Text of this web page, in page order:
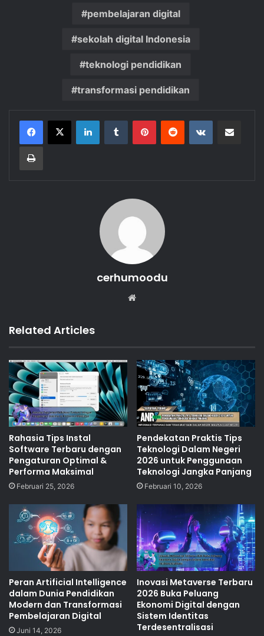
pembelajaran digital
sekolah digital Indonesia
teknologi pendidikan
transformasi pendidikan
LinkedInTumblr PinterestReddit VKontakte
Print
cerhumoodu
Related Articles
Rahasia Tips Instal
Software Terbaru dengan
Pengaturan Optimal &
Performa Maksimal
Februari 25, 2026
Pendekatan Praktis Tips
Teknologi Dalam Negeri
2026 untuk Penggunaan
Teknologi Jangka Panjang
Februari 10, 2026
Peran Artificial Intelligence
dalam Dunia Pendidikan
Modern dan Transformasi
Pembelajaran Digital
Juni 14, 2026
Inovasi Metaverse Terbaru
2026 Buka Peluang
Ekonomi Digital dengan
Sistem Identitas
Terdesentralisasi